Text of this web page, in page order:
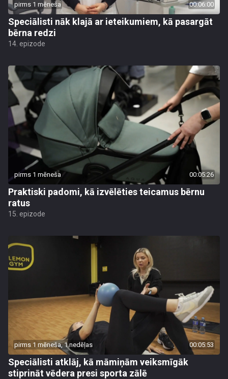
pirms 1 mēneša 00:06:00
Speciālisti nāk klajā ar ieteikumiem, kā pasargāt
bērna redzi
14. epizode
pirms 1 mēneša 00:05:26
Praktiski padomi, kā izvēlēties teicamus bērnu
ratus
15. epizode
pirms 1 mēneša, 1 nedēļas 00:05:53
Speciālisti atklāj, kā māmiņām veiksmīgāk
stiprināt vēdera presi sporta zālē